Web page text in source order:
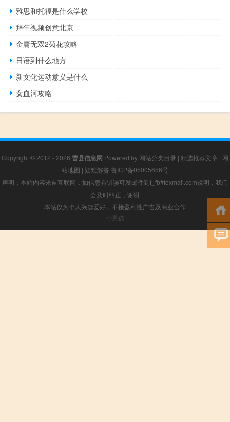
雅思和托福是什么学校
拜年视频创意北京
金庸无双2菊花攻略
日语到什么地方
新文化运动意义是什么
女血河攻略
Copyright © 2012 - 2026 曹县信息网 Powered by 网站分类目录 | 精选推荐文章 | 网
站地图 | 疑难解答 鲁ICP备05005656号
声明：本站内容来自互联网，如信息有错误可发邮件到f_fb#foxmail.com说明，我们
会及时纠正，谢谢
本站仅为个人兴趣爱好，不接盈利性广告及商业合作
小男孩